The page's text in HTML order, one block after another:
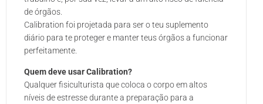
de órgãos.
Calibration foi projetada para ser o teu suplemento
diário para te proteger e manter teus órgãos a funcionar
perfeitamente.
Quem deve usar Calibration?
Qualquer fisiculturista que coloca o corpo em altos
níveis de estresse durante a preparação para a